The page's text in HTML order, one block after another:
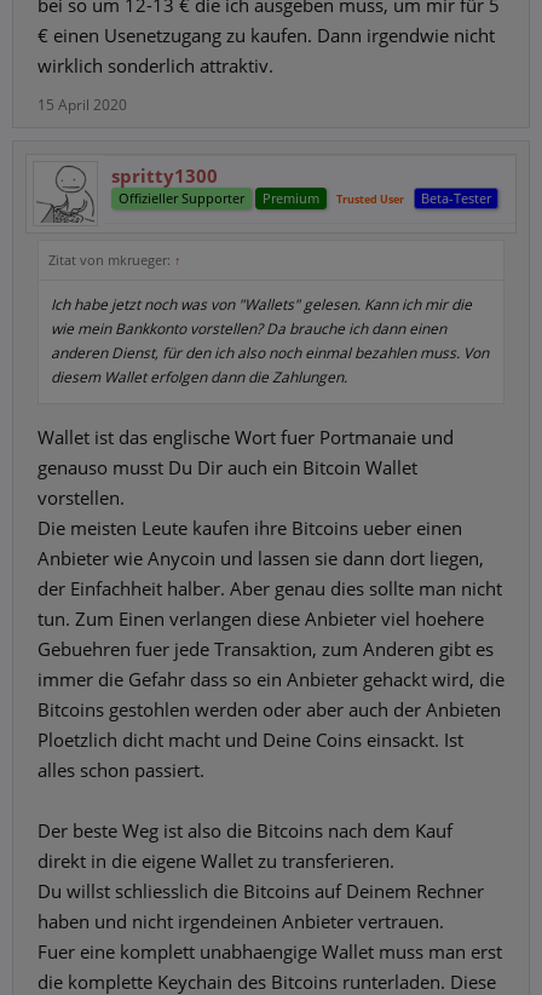
bei so um 12-13 € die ich ausgeben muss, um mir für 5
€ einen Usenetzugang zu kaufen. Dann irgendwie nicht
wirklich sonderlich attraktiv.
15 April 2020
spritty1300
Offizieller Supporter Premium Trusted User Beta-Tester
Zitat von mkrueger: ↑
Ich habe jetzt noch was von "Wallets" gelesen. Kann ich mir die
wie mein Bankkonto vorstellen? Da brauche ich dann einen
anderen Dienst, für den ich also noch einmal bezahlen muss. Von
diesem Wallet erfolgen dann die Zahlungen.
Wallet ist das englische Wort fuer Portmanaie und
genauso musst Du Dir auch ein Bitcoin Wallet
vorstellen.
Die meisten Leute kaufen ihre Bitcoins ueber einen
Anbieter wie Anycoin und lassen sie dann dort liegen,
der Einfachheit halber. Aber genau dies sollte man nicht
tun. Zum Einen verlangen diese Anbieter viel hoehere
Gebuehren fuer jede Transaktion, zum Anderen gibt es
immer die Gefahr dass so ein Anbieter gehackt wird, die
Bitcoins gestohlen werden oder aber auch der Anbieten
Ploetzlich dicht macht und Deine Coins einsackt. Ist
alles schon passiert.
Der beste Weg ist also die Bitcoins nach dem Kauf
direkt in die eigene Wallet zu transferieren.
Du willst schliesslich die Bitcoins auf Deinem Rechner
haben und nicht irgendeinen Anbieter vertrauen.
Fuer eine komplett unabhaengige Wallet muss man erst
die komplette Keychain des Bitcoins runterladen. Diese